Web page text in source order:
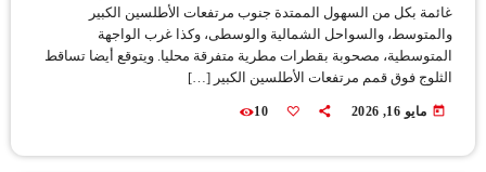
غائمة بكل من السهول الممتدة جنوب مرتفعات الأطلسين الكبير
والمتوسط، والسواحل الشمالية والوسطى، وكذا غرب الواجهة
المتوسطية، مصحوبة بقطرات مطرية متفرقة محليا. ويتوقع أيضا تساقط
الثلوج فوق قمم مرتفعات الأطلسين الكبير […]
today مايو 16, 2026 10